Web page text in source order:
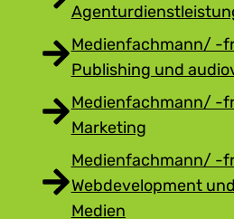
Medienfachmann/ -
Publishing und
Medienfachmann/ -
Marketing
Medienfachmann/ -
Webdevelopment
Medien